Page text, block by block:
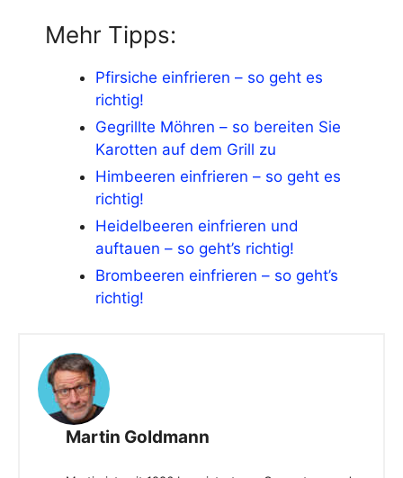
Mehr Tipps:
Pfirsiche einfrieren – so geht es
richtig!
Gegrillte Möhren – so bereiten Sie
Karotten auf dem Grill zu
Himbeeren einfrieren – so geht es
richtig!
Heidelbeeren einfrieren und
auftauen – so geht’s richtig!
Brombeeren einfrieren – so geht’s
richtig!
Martin Goldmann